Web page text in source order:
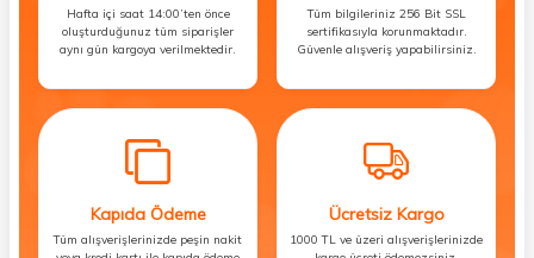
Hafta içi saat 14:00’ten önce
oluşturduğunuz tüm siparişler
aynı gün kargoya verilmektedir.
Tüm bilgileriniz 256 Bit SSL
sertifikasıyla korunmaktadır.
Güvenle alışveriş yapabilirsiniz.
Kapıda Ödeme
Tüm alışverişlerinizde peşin nakit
Ücretsiz Kargo
1000 TL ve üzeri alışverişlerinizde